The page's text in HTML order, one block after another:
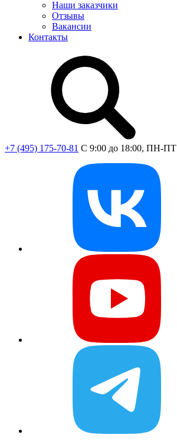
Наши заказчики
Отзывы
Вакансии
Контакты
+7 (495) 175-70-81 C 9:00 до 18:00, ПН-ПТ